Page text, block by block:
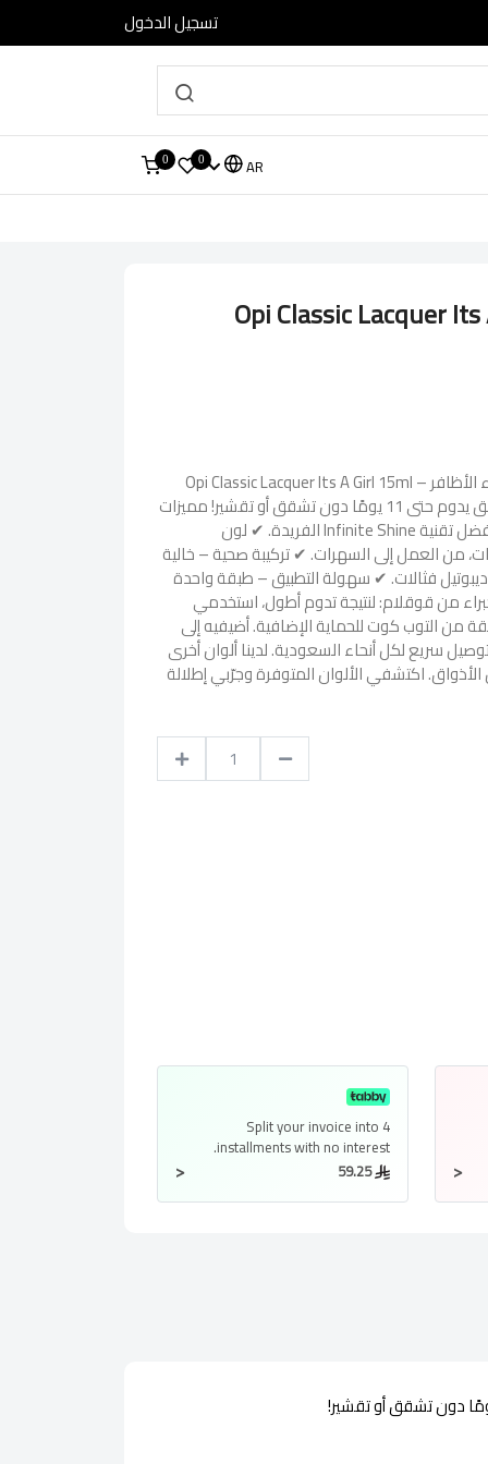
تسجيل الدخول
AR
0
0
Opi Classic Lacquer
اكتشفي إطلالة ملكية مع طلاء الأظافر Opi Classic Lacquer Its A Girl 15ml –
Pink، الذي يمنحكِ لون ساحر بتألق يدوم حتى 11 يومًا دون تشقق أو تقشير! مميزات
المنتج؟ ✔ تألق طويل الأمد – بفضل تقنية Infinite Shine الفريدة. ✔ لون
من العمل إلى السهرات. ✔ تركيبة صحية – خالية
فثالات. ✔ سهولة التطبيق – طبقة واحدة
من قوقلام: لنتيجة تدوم أطول، استخدمي
من التوب كوت للحماية الإضافية. أضيفيه إلى
سريع لكل أنحاء السعودية. لدينا ألوان أخرى
اكتشفي الألوان المتوفرة وجرّبي إطلالة
<
Split your invoice into 4
installmentswith no interest.
< 59.25